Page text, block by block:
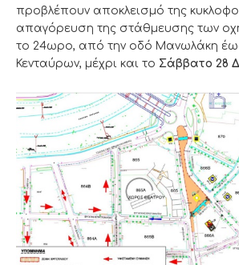
προβλέπουν αποκλεισμό της
απαγόρευση της στάθμευσης των
το 24ωρο, από την οδό Μανωλάκη
Κενταύρων, μέχρι και το Σάββατο 28